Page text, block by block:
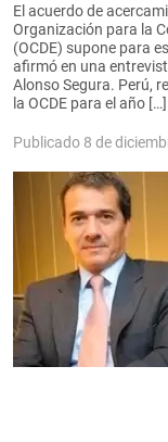
El acuerdo de
Organización para la
(OCDE) supone para
afirmó en una
Alonso Segura. Perú,
la OCDE para el año […]
Publicado 8 de